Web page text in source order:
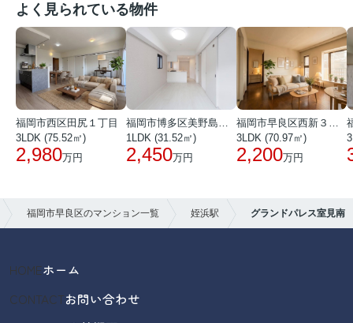
よく見られている物件
福岡市西区田尻１丁目
3LDK (75.52㎡)
2,980万円
1LDK (31.52㎡)
2,450万円
3LDK (70.97㎡)
2,200万円
福岡市早良区のマンション一覧 姪浜駅 グランドパレス室見南
HOMEホーム
CONTACTお問い合わせ